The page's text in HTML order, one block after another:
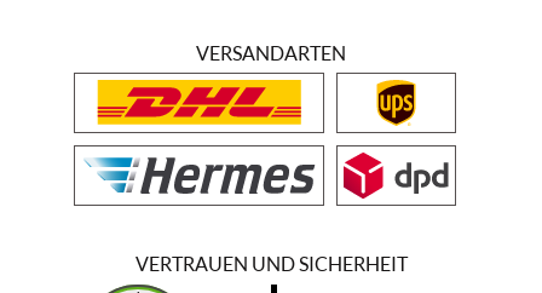
VERSANDARTEN
VERTRAUEN UND SICHERHEIT